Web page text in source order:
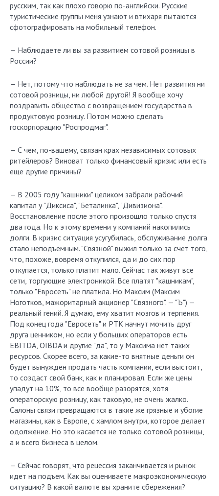
русским, так как плохо говорю по-английски. Русские
туристические группы меня узнают и втихаря пытаются
сфотографировать на мобильный телефон.
— Наблюдаете ли вы за развитием сотовой розницы в
России?
— Нет, потому что наблюдать не за чем. Нет развития ни
сотовой розницы, ни любой другой! Я вообще хочу
поздравить общество с возвращением государства в
продуктовую розницу. Потом можно сделать
госкорпорацию "Роспродмаг".
— С чем, по-вашему, связан крах независимых сотовых
ритейлеров? Виноват только финансовый кризис или есть
еще другие причины?
— В 2005 году "кашники" целиком забрали рабочий
капитал у "Диксиса", "Беталинка", "Дивизиона".
Восстановление после этого произошло только спустя
два года. Но к этому времени у компаний накопились
долги. В кризис ситуация усугубилась, обслуживание долга
стало неподъемным. "Связной" выжил только за счет того,
что, похоже, вовремя откупился, да и до сих пор
откупается, только платит мало. Сейчас так живут все
сети, торгующие электроникой. Все платят "кашникам",
только "Евросеть" не платила. Но Максим (Максим
Ноготков, мажоритарный акционер "Связного". — "Ъ") —
реальный гений. Я думаю, ему хватит мозгов и терпения.
Под конец года "Евросеть" и РТК начнут мочить друг
друга ценником, но если у больших операторов есть
EBITDA, OIBDA и другие "да", то у Максима нет таких
ресурсов. Скорее всего, за какие-то внятные деньги он
будет вынужден продать часть компании, если выстоит,
то создаст свой банк, как и планировал. Если же цены
упадут на 10%, то все вообще разорятся, хотя
операторскую розницу, как таковую, не очень жалко.
Салоны связи превращаются в такие же грязные и убогие
магазины, как в Европе, с хамлом внутри, которое делает
одолжение. Но это касается не только сотовой розницы,
а и всего бизнеса в целом.
— Сейчас говорят, что рецессия заканчивается и рынок
идет на подъем. Как вы оцениваете макроэкономическую
ситуацию? В какой валюте вы храните сбережения?